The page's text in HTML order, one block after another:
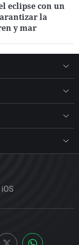
eclipse con un
la
y mar
iOS